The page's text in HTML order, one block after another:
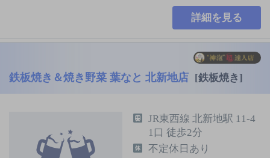
詳細を見る
鉄板焼き＆焼き野菜 葉なと 北新地店 [鉄板焼き]
JR東西線 北新地駅 11-4
1口 徒歩2分
不定休日あり